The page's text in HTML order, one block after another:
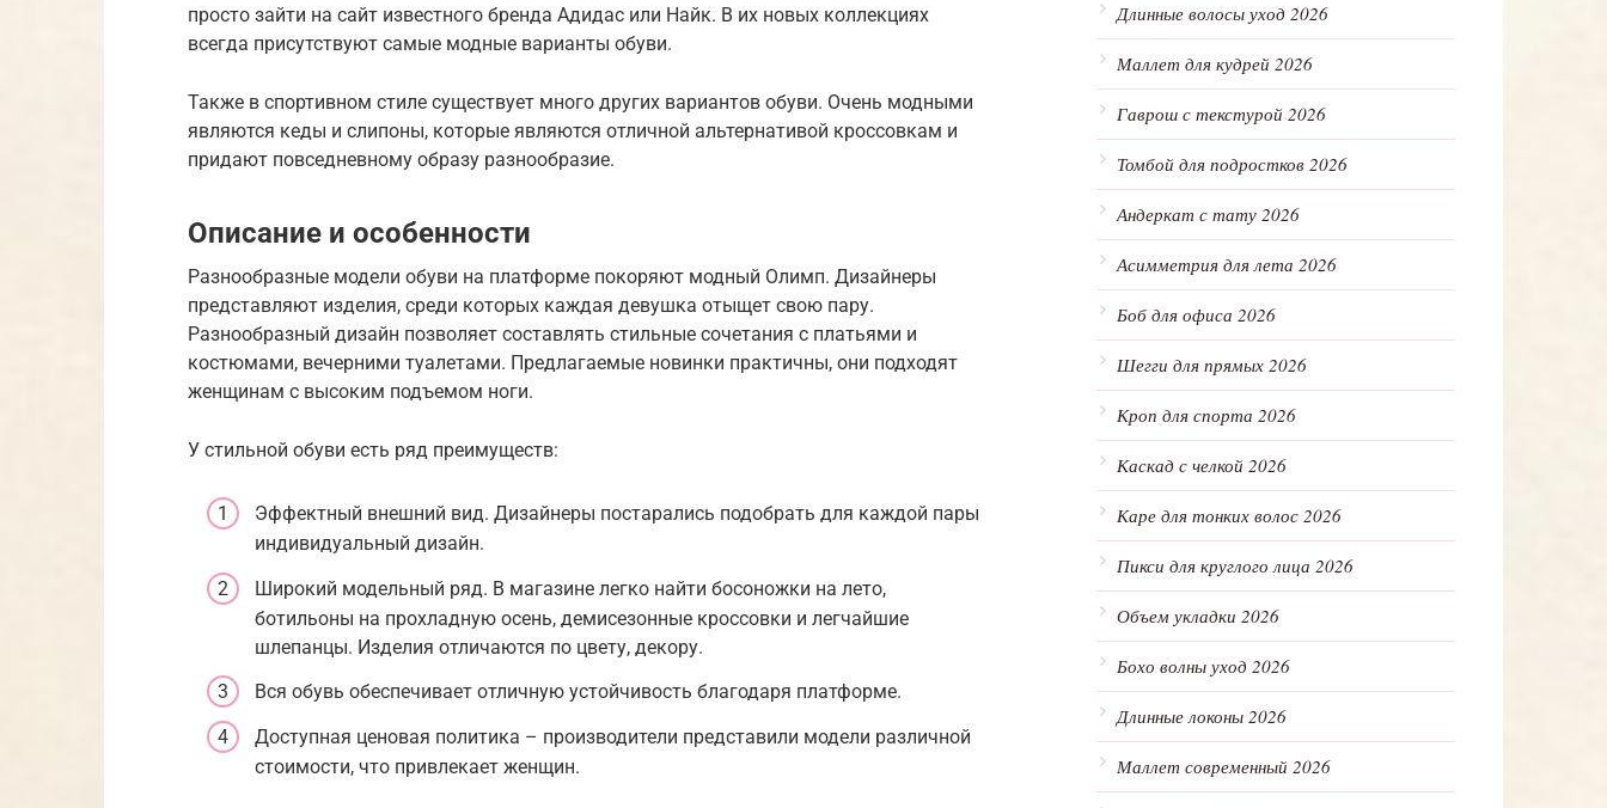
просто зайти на сайт известного бренда Адидас или Найк. В их новых коллекциях
всегда присутствуют самые модные варианты обуви.
Также в спортивном стиле существует много других вариантов обуви. Очень модными
являются кеды и слипоны, которые являются отличной альтернативой кроссовкам и
придают повседневному образу разнообразие.
Описание и особенности
Разнообразные модели обуви на платформе покоряют модный Олимп. Дизайнеры
представляют изделия, среди которых каждая девушка отыщет свою пару.
Разнообразный дизайн позволяет составлять стильные сочетания с платьями и
костюмами, вечерними туалетами. Предлагаемые новинки практичны, они подходят
женщинам с высоким подъемом ноги.
У стильной обуви есть ряд преимуществ:
Эффектный внешний вид. Дизайнеры постарались подобрать для каждой пары
индивидуальный дизайн.
Широкий модельный ряд. В магазине легко найти босоножки на лето,
ботильоны на прохладную осень, демисезонные кроссовки и легчайшие
шлепанцы. Изделия отличаются по цвету, декору.
Вся обувь обеспечивает отличную устойчивость благодаря платформе.
Доступная ценовая политика – производители представили модели различной
стоимости, что привлекает женщин.
Длинные волосы уход 2026
Маллет для кудрей 2026
Гаврош с текстурой 2026
Томбой для подростков 2026
Андеркат с тату 2026
Асимметрия для лета 2026
Боб для офиса 2026
Шегги для прямых 2026
Кроп для спорта 2026
Каскад с челкой 2026
Каре для тонких волос 2026
Пикси для круглого лица 2026
Объем укладки 2026
Бохо волны уход 2026
Длинные локоны 2026
Маллет современный 2026